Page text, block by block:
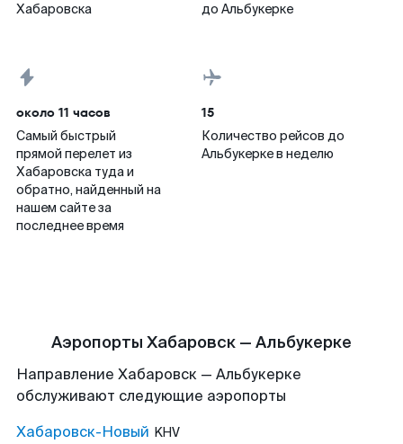
Хабаровска
до Альбукерке
около 11 часов
Самый быстрый
прямой перелет из
Хабаровска туда и
обратно, найденный на
нашем сайте за
последнее время
15
Количество рейсов до
Альбукерке в неделю
Аэропорты Хабаровск — Альбукерке
Направление Хабаровск — Альбукерке
обслуживают следующие аэропорты
Хабаровск-Новый KHV